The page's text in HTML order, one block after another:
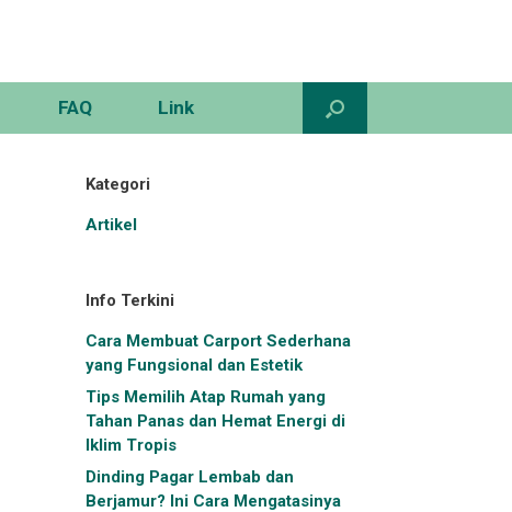
FAQ Link
Kategori
Artikel
Info Terkini
Cara Membuat Carport Sederhana
yang Fungsional dan Estetik
Tips Memilih Atap Rumah yang
Tahan Panas dan Hemat Energi di
Iklim Tropis
Dinding Pagar Lembab dan
Berjamur? Ini Cara Mengatasinya